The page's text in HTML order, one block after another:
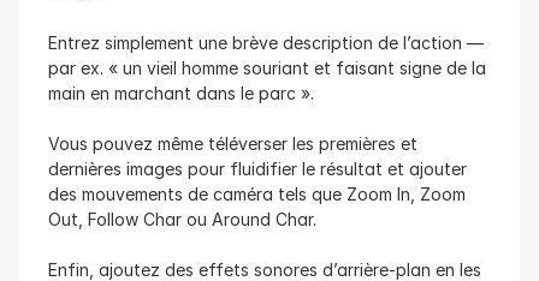
Entrez simplement une brève description de l’action —
par ex. « un vieil homme souriant et faisant signe de la
main en marchant dans le parc ».
Vous pouvez même téléverser les premières et
dernières images pour fluidifier le résultat et ajouter
des mouvements de caméra tels que Zoom In, Zoom
Out, Follow Char ou Around Char.
Enfin, ajoutez des effets sonores d’arrière-plan en les